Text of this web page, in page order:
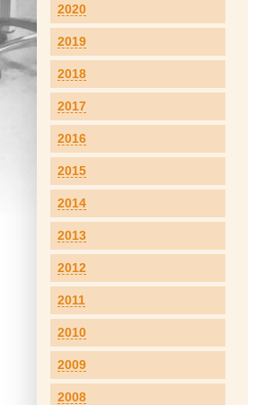
2020
2019
2018
2017
2016
2015
2014
2013
2012
2011
2010
2009
2008